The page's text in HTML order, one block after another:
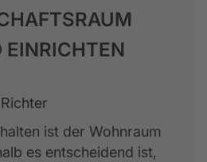
EINRICHTEN
ist der Wohnraum
es entscheidend ist,